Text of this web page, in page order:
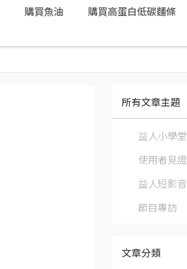
購買魚油 購買高蛋白低碳麵條
所有文章主題
益人小學堂
使用者見證
益人短影音
節目專訪
文章分類